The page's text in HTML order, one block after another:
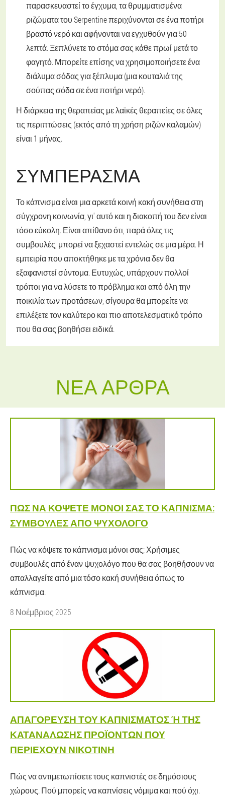
παρασκευαστεί το έγχυμα, τα θρυμματισμένα
ριζώματα του Serpentine περιχύνονται σε ένα ποτήρι
βραστό νερό και αφήνονται να εγχυθούν για 50
λεπτά. Ξεπλύνετε το στόμα σας κάθε πρωί μετά το
φαγητό. Μπορείτε επίσης να χρησιμοποιήσετε ένα
διάλυμα σόδας για ξέπλυμα (μια κουταλιά της
σούπας σόδα σε ένα ποτήρι νερό).
Η διάρκεια της θεραπείας με λαϊκές θεραπείες σε όλες
τις περιπτώσεις (εκτός από τη χρήση ριζών καλαμών)
είναι 1 μήνας.
ΣΥΜΠΈΡΑΣΜΑ
Το κάπνισμα είναι μια αρκετά κοινή κακή συνήθεια στη
σύγχρονη κοινωνία, γι' αυτό και η διακοπή του δεν είναι
τόσο εύκολη. Είναι απίθανο ότι, παρά όλες τις
συμβουλές, μπορεί να ξεχαστεί εντελώς σε μια μέρα. Η
εμπειρία που αποκτήθηκε με τα χρόνια δεν θα
εξαφανιστεί σύντομα. Ευτυχώς, υπάρχουν πολλοί
τρόποι για να λύσετε το πρόβλημα και από όλη την
ποικιλία των προτάσεων, σίγουρα θα μπορείτε να
επιλέξετε τον καλύτερο και πιο αποτελεσματικό τρόπο
που θα σας βοηθήσει ειδικά.
ΝΈΑ ΆΡΘΡΑ
ΠΏΣ ΝΑ ΚΌΨΕΤΕ ΜΌΝΟΙ ΣΑΣ ΤΟ ΚΆΠΝΙΣΜΑ:
ΣΥΜΒΟΥΛΈΣ ΑΠΌ ΨΥΧΟΛΌΓΟ
Πώς να κόψετε το κάπνισμα μόνοι σας; Χρήσιμες
συμβουλές από έναν ψυχολόγο που θα σας βοηθήσουν να
απαλλαγείτε από μια τόσο κακή συνήθεια όπως το
κάπνισμα.
8 Νοέμβριος 2025
ΑΠΑΓΌΡΕΥΣΗ ΤΟΥ ΚΑΠΝΊΣΜΑΤΟΣ Ή ΤΗΣ Κ
ΑΤΑΝΆΛΩΣΗΣ ΠΡΟΪΌΝΤΩΝ ΠΟΥ Π
ΕΡΙΈΧΟΥΝ ΝΙΚΟΤΊΝΗ
Πώς να αντιμετωπίσετε τους καπνιστές σε δημόσιους
χώρους. Πού μπορείς να καπνίσεις νόμιμα και πού όχι.